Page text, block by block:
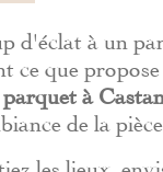
d'éclat à un
ce que propose
à
de la
les lieux,